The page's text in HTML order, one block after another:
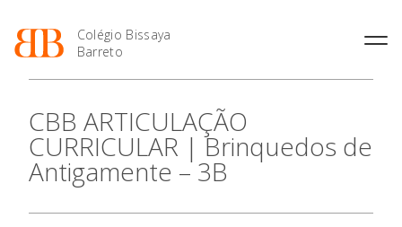
Colégio Bissaya
Barreto
O Colégio
Projeto Educativo
Organização
Colaboradores Docentes
Enriquecimento Curricular
Oferta Curricular
Atividades Extracurriculares
Profissionais
Matrículas
Horários e Manuais
Termalismo
2027
Calendários
Portal do Professor
de Educação
CBB ARTICULAÇÃO
CURRICULAR | Brinquedos de
Antigamente – 3B